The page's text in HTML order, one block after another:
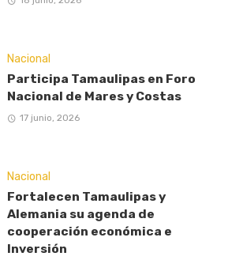
Nacional
Participa Tamaulipas en Foro
Nacional de Mares y Costas
17 junio, 2026
Nacional
Fortalecen Tamaulipas y
Alemania su agenda de
cooperación económica e
Inversión